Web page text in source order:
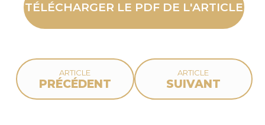
TÉLÉCHARGER LE PDF DE L'ARTICLE
ARTICLE
PRÉCÉDENT
ARTICLE
SUIVANT